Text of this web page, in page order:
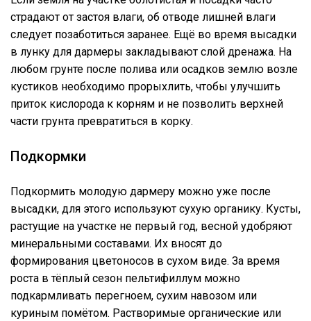
страдают от застоя влаги, об отводе лишней влаги
следует позаботиться заранее. Ещё во время высадки
в лунку для дармеры закладывают слой дренажа. На
любом грунте после полива или осадков землю возле
кустиков необходимо прорыхлить, чтобы улучшить
приток кислорода к корням и не позволить верхней
части грунта превратиться в корку.
Подкормки
Подкормить молодую дармеру можно уже после
высадки, для этого используют сухую органику. Кусты,
растущие на участке не первый год, весной удобряют
минеральными составами. Их вносят до
формирования цветоносов в сухом виде. За время
роста в тёплый сезон пельтифиллум можно
подкармливать перегноем, сухим навозом или
куриным помётом. Растворимые органические или